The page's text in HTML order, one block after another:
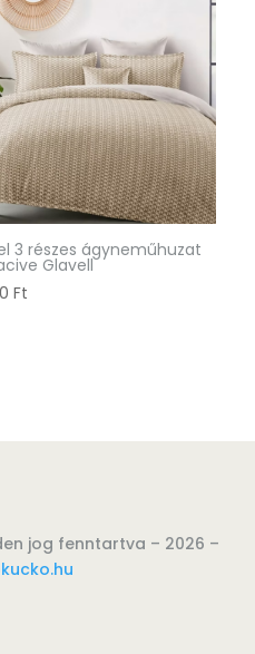
3 részes ágyneműhuzat
Glavell
Ft
jog fenntartva – 2026 –